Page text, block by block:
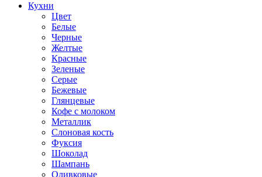
Кухни
Цвет
Белые
Черные
Желтые
Красные
Зеленые
Серые
Бежевые
Глянцевые
Кофе с молоком
Металлик
Слоновая кость
Фуксия
Шоколад
Шампань
Оливковые